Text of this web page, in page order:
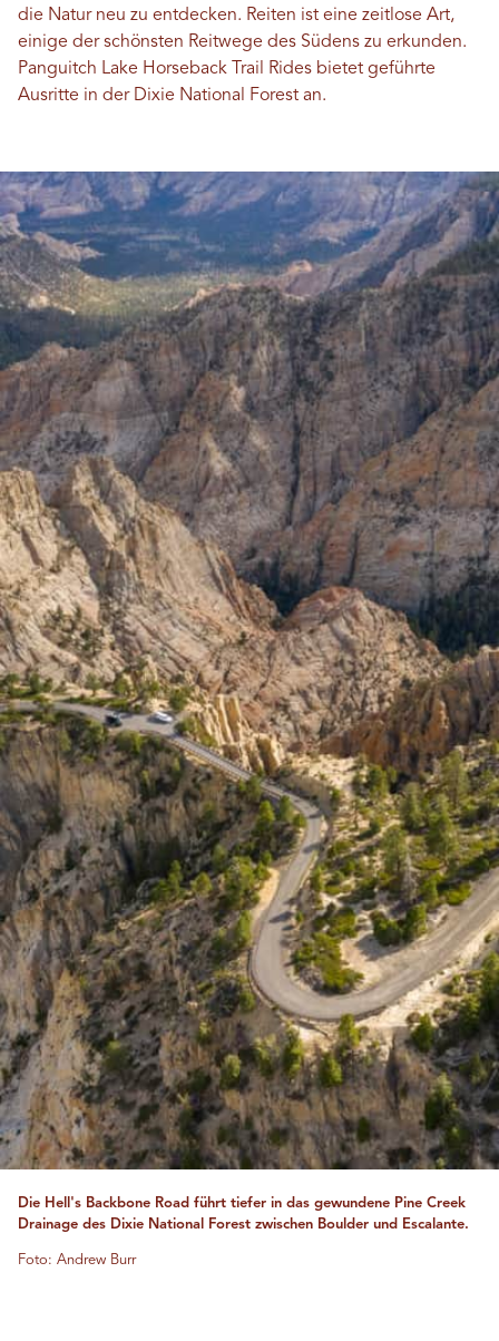
die Natur neu zu entdecken. Reiten ist eine zeitlose Art,
einige der schönsten Reitwege des Südens zu erkunden.
Panguitch Lake Horseback Trail Rides bietet geführte
Ausritte in der Dixie National Forest an.
Die Hell's Backbone Road führt tiefer in das gewundene Pine Creek
Drainage des Dixie National Forest zwischen Boulder und Escalante.
Foto: Andrew Burr